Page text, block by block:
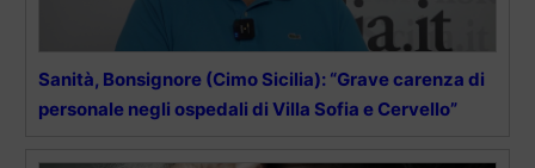
Sanità, Bonsignore (Cimo Sicilia): “Grave carenza di
personale negli ospedali di Villa Sofia e Cervello”